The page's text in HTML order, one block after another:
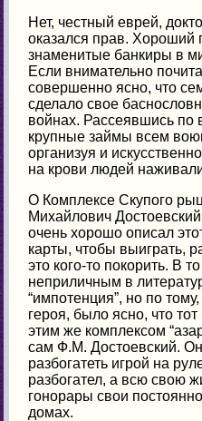
Нет, честный еврей,
оказался прав.
знаменитые банкиры в
Если внимательно
совершенно ясно, что
сделало свое
войнах. Рассеявшись по
крупные займы всем
организуя и
на крови людей
О Комплексе Скупого
Михайлович
очень хорошо описал
карты, чтобы выиграть,
это кого-то покорить. В
неприличным в
“импотенция”, но по
героя, было ясно, что
этим же комплексом
сам Ф.М. Достоевский.
разбогатеть игрой на
разбогател, а всю свою
гонорары свои
домах.